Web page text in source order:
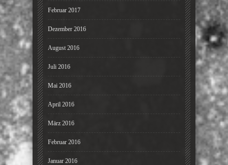
Februar 2017
Dezember 2016
August 2016
Juli 2016
Mai 2016
April 2016
März 2016
Februar 2016
Januar 2016